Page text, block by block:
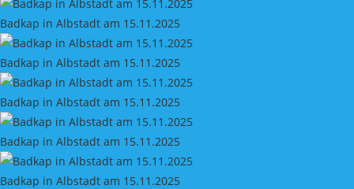
Badkap in Albstadt am 15.11.2025
Badkap in Albstadt am 15.11.2025
Badkap in Albstadt am 15.11.2025
Badkap in Albstadt am 15.11.2025
Badkap in Albstadt am 15.11.2025